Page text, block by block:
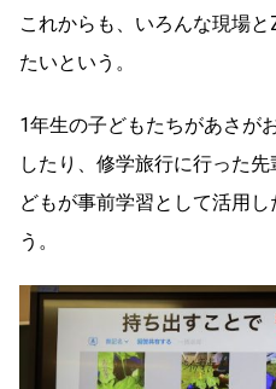
これからも、いろんな現場
たいという。
1年生の子どもたちがあさが
したり、修学旅行に行った
どもが事前学習として活用
う。